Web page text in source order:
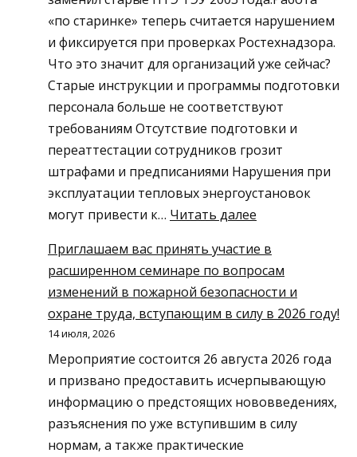
в
Пермской
художественной
галерее
«по старинке» теперь считается нарушением
и фиксируется при проверках Ростехнадзора.
Что это значит для организаций уже сейчас?
Старые инструкции и программы подготовки
персонала больше не соответствуют
требованиям Отсутствие подготовки и
переаттестации сотрудников грозит
штрафами и предписаниями Нарушения при
эксплуатации тепловых энергоустановок
могут привести к… Читать далее
1
сентября
2025
года
новые
Правила
технической
эксплуатации
Приглашаем вас принять участие в
расширенном семинаре по вопросам
изменений в пожарной безопасности и
охране труда, вступающим в силу в 2026 году!
14 июля, 2026
Мероприятие состоится 26 августа 2026 года
и призвано предоставить исчерпывающую
информацию о предстоящих нововведениях,
разъяснения по уже вступившим в силу
нормам, а также практические